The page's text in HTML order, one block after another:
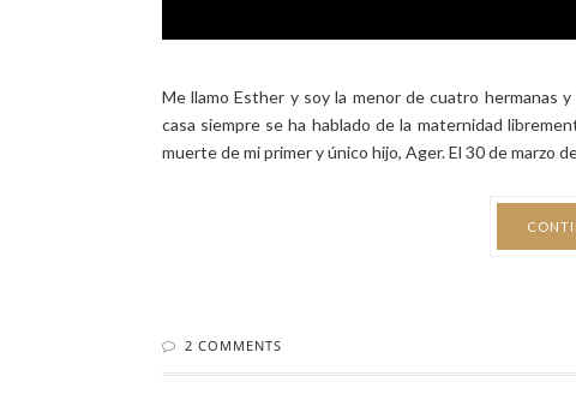
2 COMMENTS
NEWER